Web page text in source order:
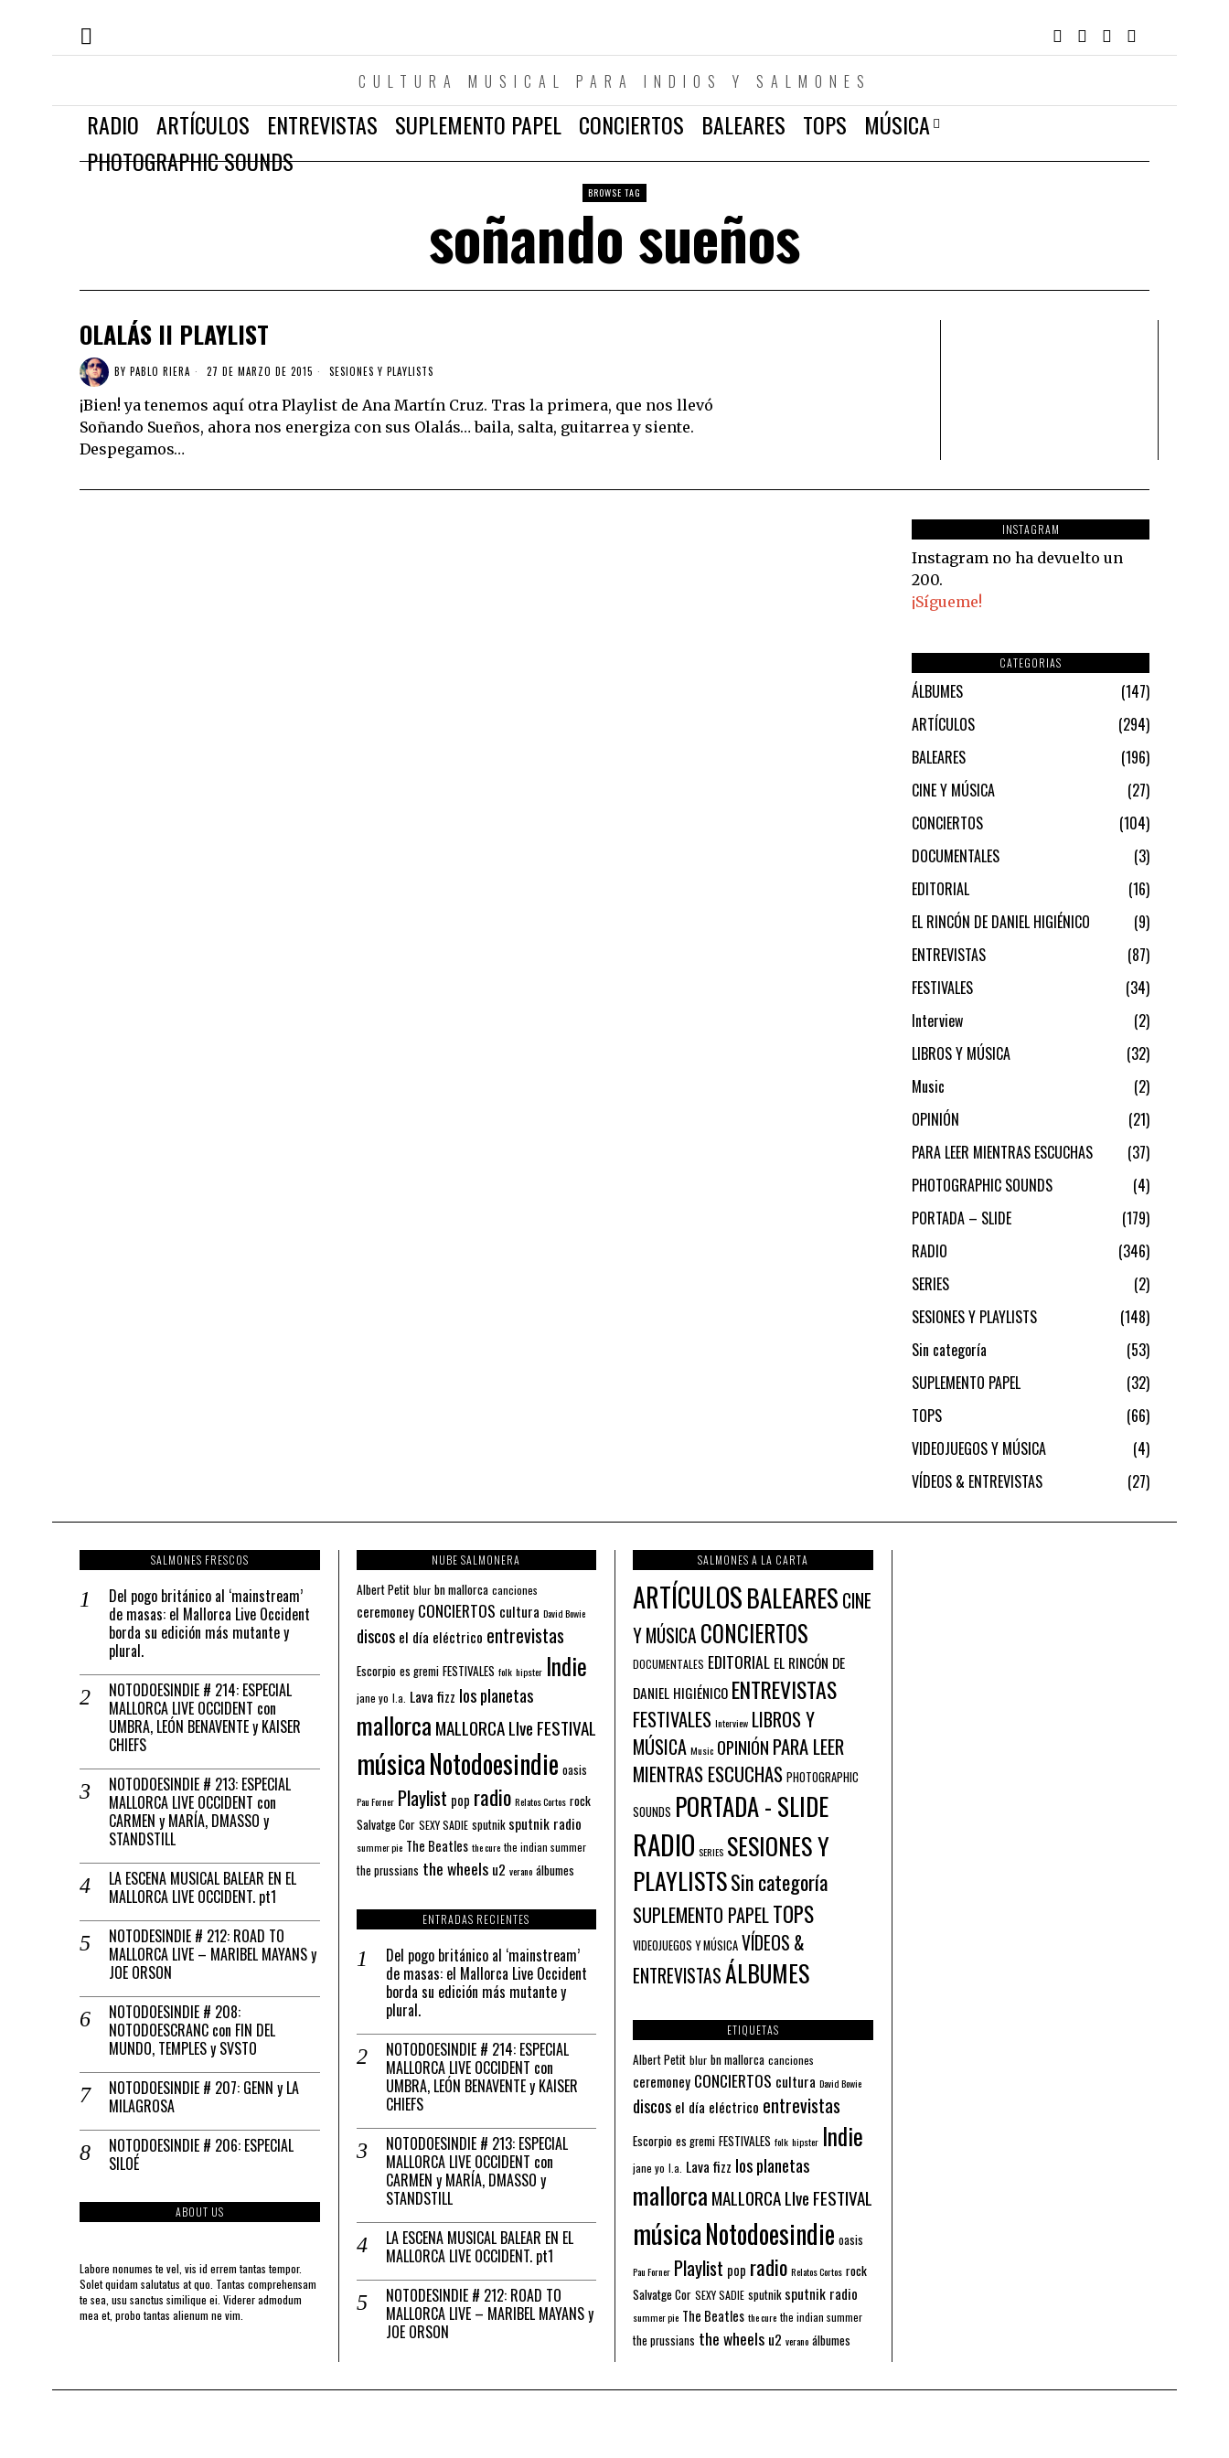
CULTURA MUSICAL PARA INDIOS Y SALMONES
RADIO ARTÍCULOS ENTREVISTAS SUPLEMENTO PAPEL CONCIERTOS BALEARES TOPS
MÚSICA
PHOTOGRAPHIC SOUNDS
BROWSE TAG
soñando sueños
OLALÁS II PLAYLIST
BY PABLO RIERA 27 DE MARZO DE 2015 SESIONES Y PLAYLISTS
¡Bien! ya tenemos aquí otra Playlist de Ana Martín Cruz. Tras la primera, que nos llevó
Soñando Sueños, ahora nos energiza con sus Olalás… baila, salta, guitarrea y siente.
Despegamos…
INSTAGRAM
Instagram no ha devuelto un
200.
¡Sígueme!
CATEGORIAS
ÁLBUMES
147
ARTÍCULOS
294
BALEARES
196
CINE Y MÚSICA
27
CONCIERTOS
104
DOCUMENTALES
3
EDITORIAL
16
EL RINCÓN DE DANIEL HIGIÉNICO
9
ENTREVISTAS
87
FESTIVALES
34
Interview
2
LIBROS Y MÚSICA
32
Music
2
OPINIÓN
21
PARA LEER MIENTRAS ESCUCHAS
37
PHOTOGRAPHIC SOUNDS
4
PORTADA – SLIDE
179
RADIO
346
SERIES
2
SESIONES Y PLAYLISTS
148
Sin categoría
53
SUPLEMENTO PAPEL
32
TOPS
66
VIDEOJUEGOS Y MÚSICA
4
VÍDEOS & ENTREVISTAS
27
SALMONES FRESCOS
Del pogo británico al ‘mainstream’
de masas: el Mallorca Live Occident
borda su edición más mutante y
plural.
NOTODOESINDIE # 214: ESPECIAL
MALLORCA LIVE OCCIDENT con
UMBRA, LEÓN BENAVENTE y KAISER
CHIEFS
NOTODOESINDIE # 213: ESPECIAL
MALLORCA LIVE OCCIDENT con
CARMEN y MARÍA, DMASSO y
STANDSTILL
LA ESCENA MUSICAL BALEAR EN EL
MALLORCA LIVE OCCIDENT. pt1
NOTODESINDIE # 212: ROAD TO
MALLORCA LIVE – MARIBEL MAYANS y
JOE ORSON
NOTODOESINDIE # 208:
NOTODOESCRANC con FIN DEL
MUNDO, TEMPLES y SVSTO
NOTODOESINDIE # 207: GENN y LA
MILAGROSA
NOTODOESINDIE # 206: ESPECIAL
SILOÉ
ABOUT US
Labore nonumes te vel, vis id errem tantas tempor.
Solet quidam salutatus at quo. Tantas comprehensam
te sea, usu sanctus similique ei. Viderer admodum
mea et, probo tantas alienum ne vim.
NUBE SALMONERA
Albert Petit blur bn mallorca canciones
ceremoney CONCIERTOS cultura David Bowie
discos el día eléctrico entrevistas
Escorpio es gremi FESTIVALES folk hipster Indie
jane yo l.a. Lava fizz los planetas
mallorca MALLORCA LIve FESTIVAL
músicaNotodoesindie oasis
Pau Forner Playlist pop radio Relatos Cortos rock
Salvatge Cor SEXY SADIE sputnik sputnik radio
summer pie The Beatles the cure the indian summer
the prussians the wheels u2 verano álbumes
ENTRADAS RECIENTES
Del pogo británico al ‘mainstream’
de masas: el Mallorca Live Occident
borda su edición más mutante y
plural.
NOTODOESINDIE # 214: ESPECIAL
MALLORCA LIVE OCCIDENT con
UMBRA, LEÓN BENAVENTE y KAISER
CHIEFS
NOTODOESINDIE # 213: ESPECIAL
MALLORCA LIVE OCCIDENT con
CARMEN y MARÍA, DMASSO y
STANDSTILL
LA ESCENA MUSICAL BALEAR EN EL
MALLORCA LIVE OCCIDENT. pt1
NOTODESINDIE # 212: ROAD TO
MALLORCA LIVE – MARIBEL MAYANS y
JOE ORSON
SALMONES A LA CARTA
ARTÍCULOSBALEARES CINE
Y MÚSICA CONCIERTOS
DOCUMENTALES EDITORIAL EL RINCÓN DE
DANIEL HIGIÉNICO ENTREVISTAS
FESTIVALES Interview LIBROS Y
MÚSICA Music OPINIÓN PARA LEER
MIENTRAS ESCUCHAS PHOTOGRAPHIC
SOUNDS PORTADA - SLIDE
RADIO SERIES SESIONES Y
PLAYLISTSSin categoría
SUPLEMENTO PAPELTOPS
VIDEOJUEGOS Y MÚSICA VÍDEOS &
ENTREVISTASÁLBUMES
ETIQUETAS
Albert Petit blur bn mallorca canciones
ceremoney CONCIERTOS cultura David Bowie
discos el día eléctrico entrevistas
Escorpio es gremi FESTIVALES folk hipster Indie
jane yo l.a. Lava fizz los planetas
mallorca MALLORCA LIve FESTIVAL
músicaNotodoesindie oasis
Pau Forner Playlist pop radio Relatos Cortos rock
Salvatge Cor SEXY SADIE sputnik sputnik radio
summer pie The Beatles the cure the indian summer
the prussians the wheels u2 verano álbumes